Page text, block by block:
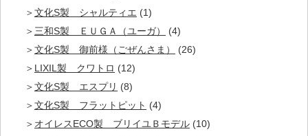
文化S製 シャルティエ (1)
三和S製 ＥＵＧＡ（ユーガ）
(4)
文化S製 御前様（ごぜんさま）
(26)
LIXIL製 クワトロ (12)
文化S製 エスプリ (8)
文化S製 フラットピット (4)
オイレスECO製 ブリイユＢモデル (10)